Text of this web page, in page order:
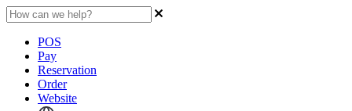
POS
Pay
Reservation
Order
Website